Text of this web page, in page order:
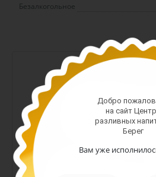
Безалкогольное
Добро
на сайт
разливных
Берег
Вам уже